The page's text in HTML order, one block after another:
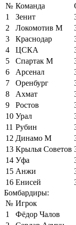
№ Команда
1
Зенит
2
Локомотив М
3
Краснодар
4
ЦСКА
5
Спартак М
6
Арсенал
7
Оренбург
8
Ахмат
9
Ростов
10 Урал
11 Рубин
12 Динамо М
13 Крылья Советов
14 Уфа
15 Анжи
16 Енисей
Бомбардиры:
№ Игрок
1
Фёдор Чалов